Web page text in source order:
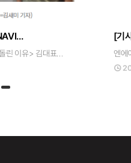
린 이유> 김대표…
[기
엔에